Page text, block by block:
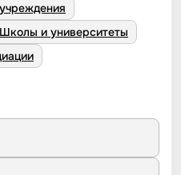
Школы и университеты